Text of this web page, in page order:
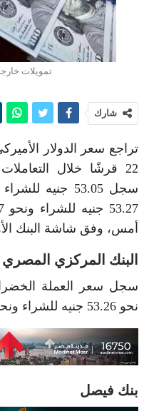
تمويلات
شارك
تراجع سعر الدولار
22 قرشًا خلال
أمس، وفق شاشة البنك
البنك المركزي المصري
سجل سعر العملة
نحو 53.26 جنيه للشراء ونحو 53.40 جنيه للبيع.
بنك فيصل